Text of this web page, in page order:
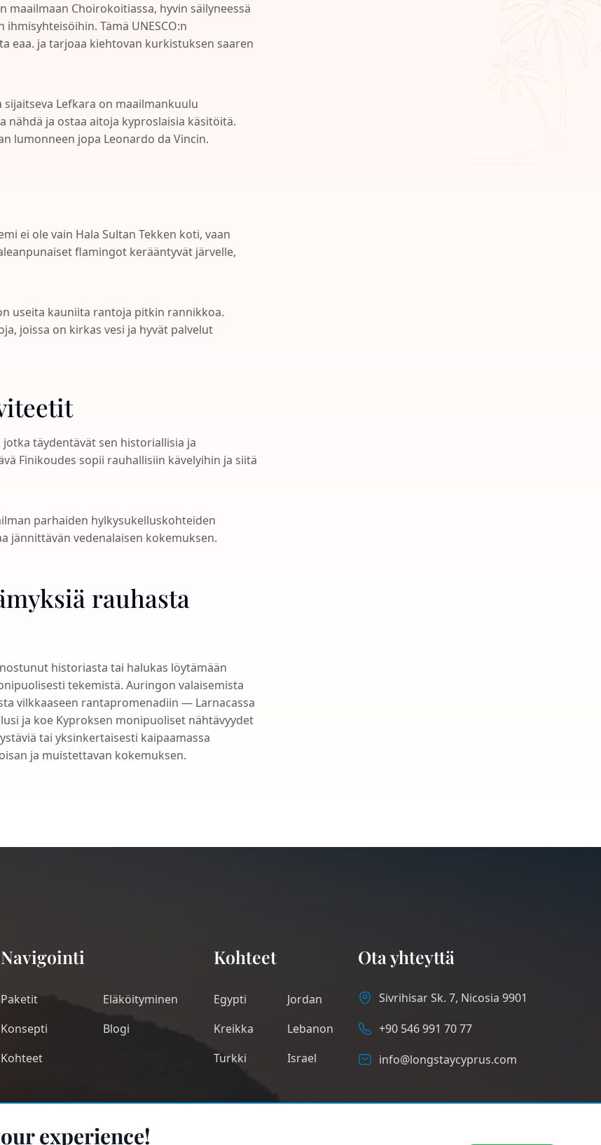
maailmaan Choirokoitiassa, hyvin säilyneessä
Tämä UNESCO:n
eaa. ja tarjoaa kiehtovan kurkistuksen saaren
sijaitseva Lefkara on maailmankuulu
nähdä ja ostaa aitoja kyproslaisia käsitöitä.
lumonneen jopa Leonardo da Vincin.
ei ole vain Hala Sultan Tekken koti, vaan
flamingot kerääntyvät järvelle,
useita kauniita rantoja pitkin rannikkoa.
joissa on kirkas vesi ja hyvät palvelut
täydentävät sen historiallisia ja
Finikoudes sopii rauhallisiin kävelyihin ja siitä
parhaiden hylkysukelluskohteiden
jännittävän vedenalaisen kokemuksen.
rauhasta
historiasta tai halukas löytämään
tekemistä. Auringon valaisemista
vilkkaaseen rantapromenadiin — Larnacassa
ja koe Kyproksen monipuoliset nähtävyydet
tai yksinkertaisesti kaipaamassa
ja muistettavan kokemuksen.
Navigointi
Paketit
Konsepti
Kohteet
Eläköityminen
Blogi
Kohteet
Egypti
Kreikka
Turkki
Jordan
Lebanon
Israel
Ota yhteyttä
Sivrihisar Sk. 7, Nicosia 9901
+90 546 991 70 77
info@longstaycyprus.com
experience!